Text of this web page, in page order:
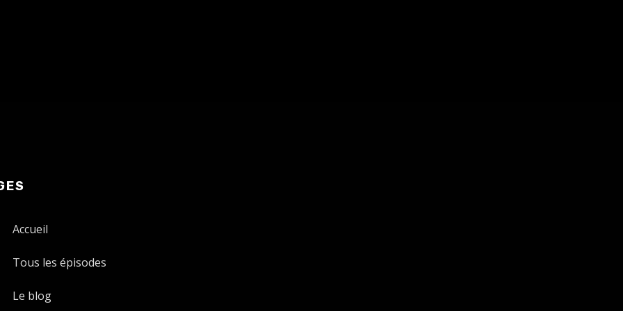
Accueil
Tous les épisodes
Le blog